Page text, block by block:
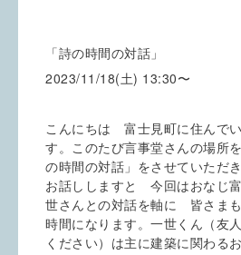
「詩の時間の対話」
2023/11/18(土) 13:30〜
こんにちは 富士見町に住んで
す。このたび言事堂さんの場所
の時間の対話」をさせていただ
お話ししますと 今回はおなじ
世さんとの対話を軸に 皆さま
時間になります。一世くん（友
ください）は主に建築に関わる